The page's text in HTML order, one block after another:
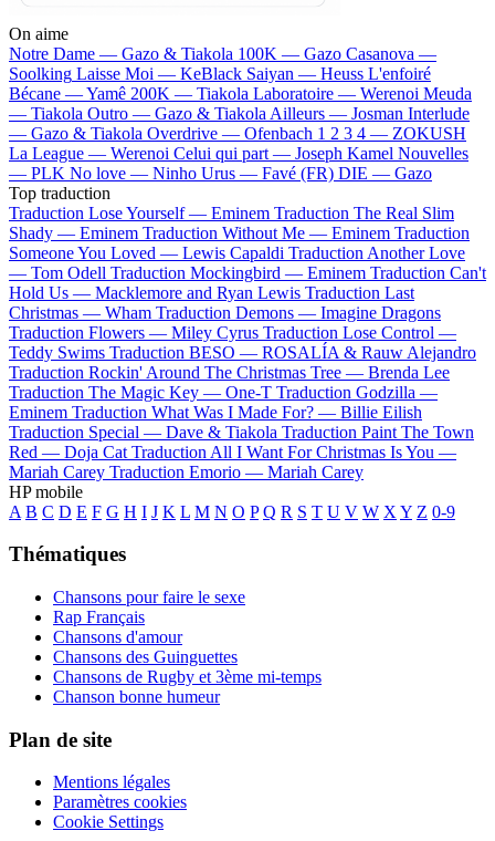
On aime
Notre Dame — Gazo & Tiakola 100K — Gazo Casanova —
Soolking Laisse Moi — KeBlack Saiyan — Heuss L'enfoiré
Bécane —Yamê 200K — Tiakola Laboratoire — Werenoi Meuda
— Tiakola Outro — Gazo & Tiakola Ailleurs — Josman Interlude
— Gazo & Tiakola Overdrive — Ofenbach 1 2 3 4 — ZOKUSH
La League — Werenoi Celui qui part — Joseph Kamel Nouvelles
— PLK No love — Ninho Urus — Favé (FR) DIE — Gazo
Top traduction
Traduction Lose Yourself — Eminem Traduction The Real Slim
Shady — Eminem Traduction Without Me — Eminem Traduction
Someone You Loved — Lewis Capaldi Traduction Another Love
— Tom Odell Traduction Mockingbird — Eminem Traduction Can't
Hold Us — Macklemore and Ryan Lewis Traduction Last
Christmas — Wham Traduction Demons — Imagine Dragons
Traduction Flowers — Miley Cyrus Traduction Lose Control —
Teddy Swims Traduction BESO — ROSALÍA & Rauw Alejandro
Traduction Rockin' Around The Christmas Tree — Brenda Lee
Traduction The Magic Key — One-T Traduction Godzilla —
Eminem Traduction What Was I Made For? — Billie Eilish
Traduction Special — Dave & Tiakola Traduction Paint The Town
Red — Doja Cat Traduction All I Want For Christmas Is You —
Mariah Carey Traduction Emorio — Mariah Carey
HP mobile
A B C D E F G H I J K L M N O P Q R S T U V W X Y Z 0-9
Thématiques
Chansons pour faire le sexe
Rap Français
Chansons d'amour
Chansons des Guinguettes
Chansons de Rugby et 3ème mi-temps
Chanson bonne humeur
Plan de site
Mentions légales
Paramètres cookies
Cookie Settings